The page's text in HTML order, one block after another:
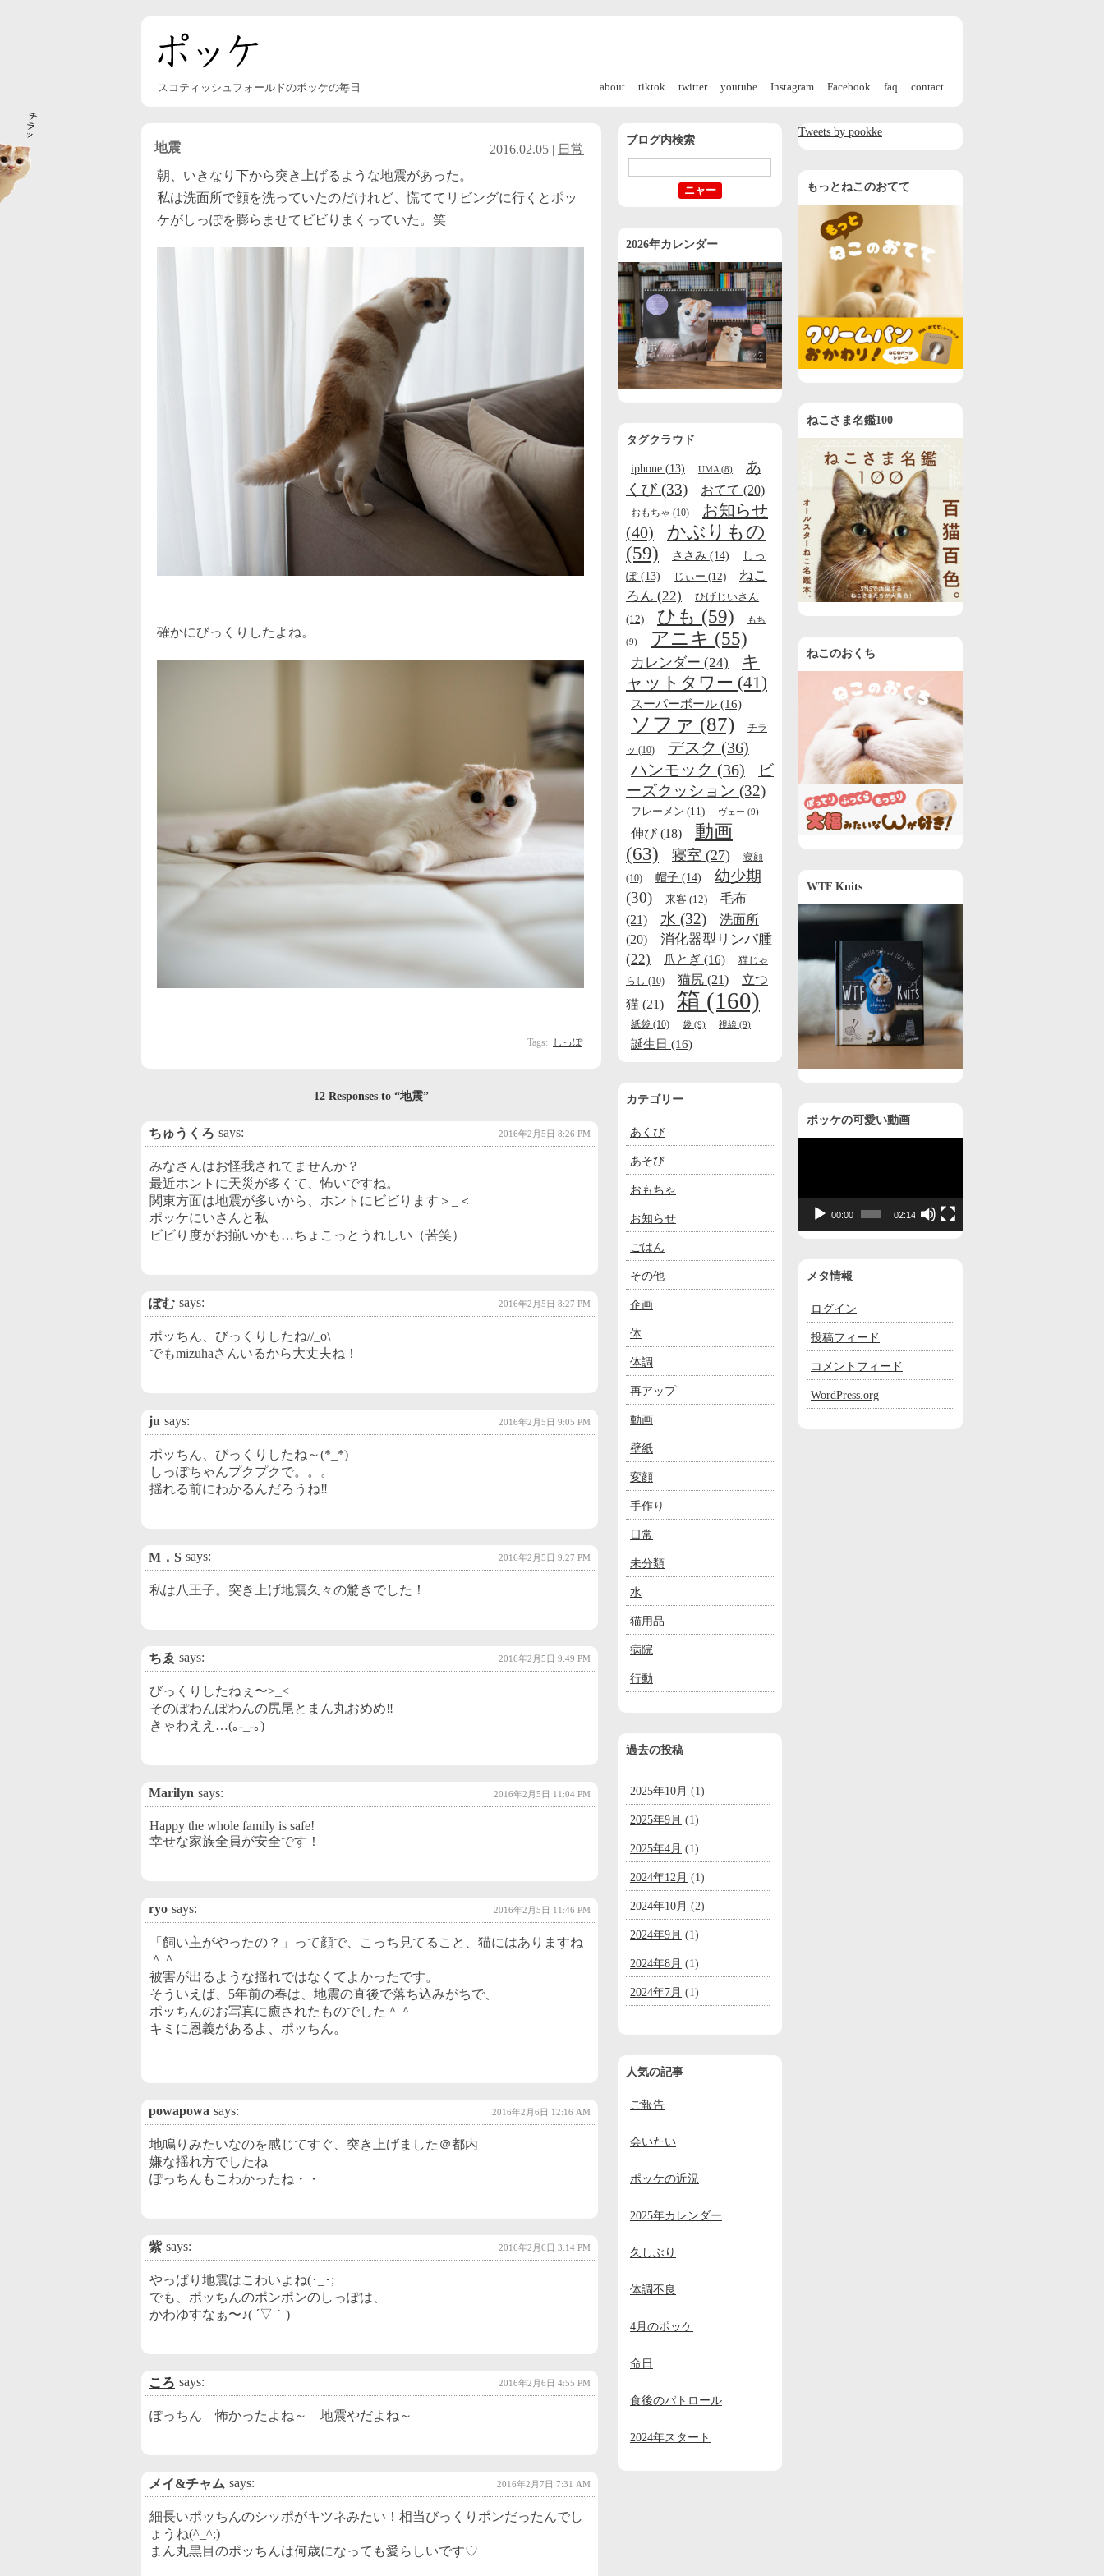
スコティッシュフォールドのポッケの毎日 about tiktok twitter youtube Instagram Facebook faq contact
地震 2016.02.05 | 日常
朝、いきなり下から突き上げるような地震があった。
私は洗面所で顔を洗っていたのだけれど、慌ててリビングに行くとポッ
ケがしっぽを膨らませてビビりまくっていた。笑
確かにびっくりしたよね。
Tags: しっぽ
12 Responses to “地震”
ちゅうくろ says: 2016年2月5日 8:26 PM
みなさんはお怪我されてませんか？
最近ホントに天災が多くて、怖いですね。
関東方面は地震が多いから、ホントにビビります＞_＜
ポッケにいさんと私
ビビり度がお揃いかも…ちょこっとうれしい（苦笑）
ぽむ says: 2016年2月5日 8:27 PM
ポッちん、びっくりしたね//_o\
でもmizuhaさんいるから大丈夫ね！
ju says: 2016年2月5日 9:05 PM
ポッちん、びっくりしたね～(*_*)
しっぽちゃんプクプクで。。。
揺れる前にわかるんだろうね‼
M．S says: 2016年2月5日 9:27 PM
私は八王子。突き上げ地震久々の驚きでした！
ちゑ says: 2016年2月5日 9:49 PM
びっくりしたねぇ〜>_<
そのぽわんぽわんの尻尾とまん丸おめめ‼️
きゃわええ…(｡-_-｡)
Marilyn says: 2016年2月5日 11:04 PM
Happy the whole family is safe!
幸せな家族全員が安全です！
ryo says: 2016年2月5日 11:46 PM
「飼い主がやったの？」って顔で、こっち見てること、猫にはありますね
＾＾
被害が出るような揺れではなくてよかったです。
そういえば、5年前の春は、地震の直後で落ち込みがちで、
ポッちんのお写真に癒されたものでした＾＾
キミに恩義があるよ、ポッちん。
powapowa says: 2016年2月6日 12:16 AM
地鳴りみたいなのを感じてすぐ、突き上げました＠都内
嫌な揺れ方でしたね
ぽっちんもこわかったね・・
紫 says: 2016年2月6日 3:14 PM
やっぱり地震はこわいよね(･_･;
でも、ポッちんのポンポンのしっぽは、
かわゆすなぁ〜♪( ´▽｀)
ころ says: 2016年2月6日 4:55 PM
ぽっちん 怖かったよね～ 地震やだよね～
メイ&チャム says: 2016年2月7日 7:31 AM
細長いポッちんのシッポがキツネみたい！相当びっくりポンだったんでし
ょうね(^_^;)
まん丸黒目のポッちんは何歳になっても愛らしいです♡
ブログ内検索
2026年カレンダー
タグクラウド
iphone (13) UMA (8)
あ
くび(33) おてて (20)
おもちゃ (10)
お知らせ
(40)
かぶりもの
(59)
ささみ (14)
しっ
ぽ(13) じぃー (12)
ねこ
ろん (22)
ひげじいさん
(12)
ひも (59) もち
(9) アニキ (55)
カレンダー (24)
キ
ャットタワー (41)
スーパーボール (16)
ソファ (87)
チラ
ッ (10) デスク (36)
ハンモック (36)
ビ
ーズクッション (32)
フレーメン (11) ヴェー (9)
伸び (18)
動画
(63)
寝室 (27)
寝顔
(10)
帽子 (14)
幼少期
(30)
来客 (12)
毛布
(21)
水 (32)
洗面所
(20)
消化器型リンパ腫
(22)
爪とぎ (16)
猫じゃ
らし (10) 猫尻 (21)
立つ
猫 (21) 箱 (160)
紙袋 (10) 袋 (9) 視線 (9)
誕生日 (16)
カテゴリー
あくび
あそび
おもちゃ
お知らせ
ごはん
その他
企画
体
体調
再アップ
動画
壁紙
変顔
手作り
日常
未分類
水
猫用品
病院
行動
過去の投稿
2025年10月 (1)
2025年9月 (1)
2025年4月 (1)
2024年12月 (1)
2024年10月 (2)
2024年9月 (1)
2024年8月 (1)
2024年7月 (1)
2024年4月
2024年3月
2024年2月
2023年11月(2)
2023年10月
2023年6月
2023年5月 (1)
人気の記事
ご報告
会いたい
ポッケの近況
2025年カレンダー
久しぶり
体調不良
4月のポッケ
命日
食後のパトロール
2024年スタート
Tweets by pookke
もっとねこのおてて
ねこさま名鑑100
ねこのおくち
WTF Knits
ポッケの可愛い動画
レ
00:00 02:14
メタ情報
ログイン
投稿フィード
コメントフィード
WordPress.org